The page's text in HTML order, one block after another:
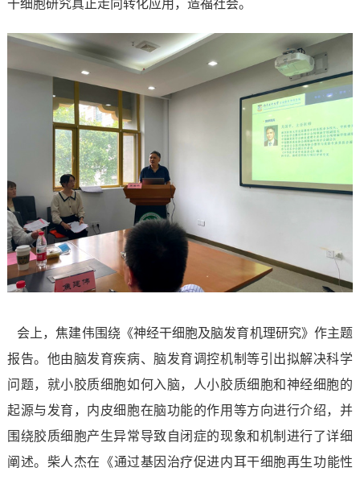
干细胞研究真正走向转化应用，造福社会。
会上，焦建伟围绕《神经干细胞及脑发育机理研究》 作主题
报告。 他由脑发育疾病、脑发育调控机制等引出拟解决科学
问题，就小胶质细胞如何入脑，人小胶质细胞和神经细胞的
起源与发育，内皮细胞在脑功能的作用等方向进行介绍，并
围绕胶质细胞产生异常导致自闭症的现象和机制进行了详细
阐述。 柴人杰在 《通过基因治疗促进内耳干细胞再生功能性